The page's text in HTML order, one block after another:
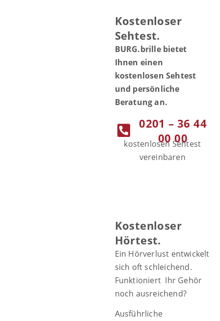
Kostenloser
Sehtest.
BURG.brille bietet
Ihnen einen
kostenlosen Sehtest
und persönliche
Beratung an.
0201 – 36 44
00 00
kostenlosen Sehtest
vereinbaren
Kostenloser
Hörtest.
Ein Hörverlust entwickelt
sich oft schleichend.
Funktioniert Ihr Gehör
noch ausreichend?
Ausführliche